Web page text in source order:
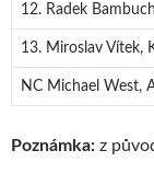
12. Radek
13. Miroslav Vítek,
NC Michael West,
Poznámka: z